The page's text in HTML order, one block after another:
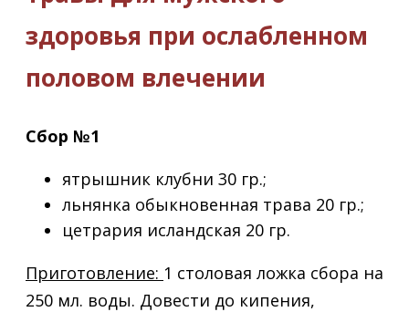
здоровья при ослабленном
половом влечении
Сбор №1
ятрышник клубни 30 гр.;
льнянка обыкновенная трава 20 гр.;
цетрария исландская 20 гр.
Приготовление: 1 столовая ложка сбора на
250 мл. воды. Довести до кипения,